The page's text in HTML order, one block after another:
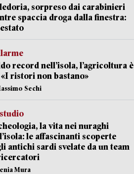
sorpreso dai carabinieri
spaccia droga dalla finestra:
record nell’isola, l’agricoltura è
«I ristori non bastano»
Sechi
la vita nei nuraghi
le affascinanti scoperte
antichi sardi svelate da un team
Mura